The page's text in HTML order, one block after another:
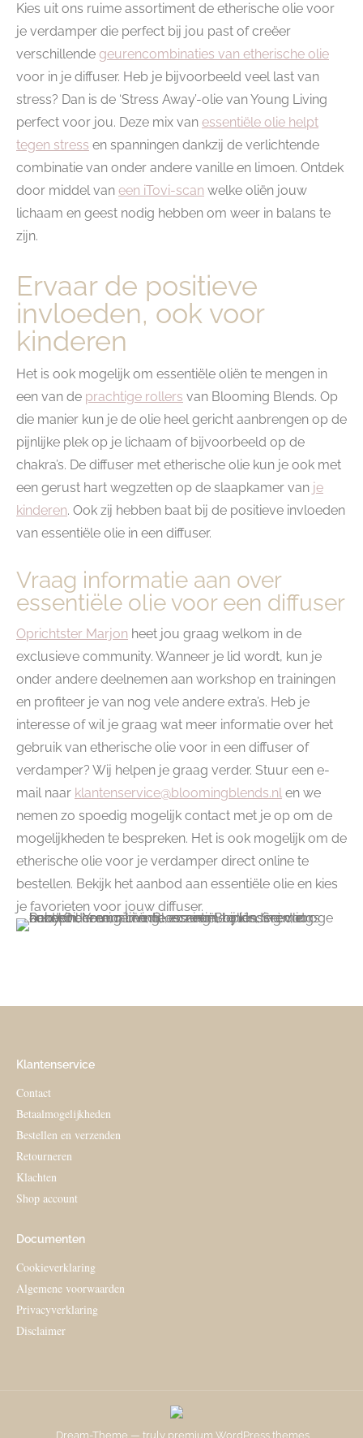
Kies uit ons ruime assortiment de etherische olie voor
je verdamper die perfect bij jou past of creëer
verschillende geurencombinaties van etherische olie
voor in je diffuser. Heb je bijvoorbeeld veel last van
stress? Dan is de ‘Stress Away’-olie van Young Living
perfect voor jou. Deze mix van essentiële olie helpt
tegen stress en spanningen dankzij de verlichtende
combinatie van onder andere vanille en limoen. Ontdek
door middel van een iTovi-scan welke oliën jouw
lichaam en geest nodig hebben om weer in balans te
zijn.
Ervaar de positieve
invloeden, ook voor
kinderen
Het is ook mogelijk om essentiële oliën te mengen in
een van de prachtige rollers van Blooming Blends. Op
die manier kun je de olie heel gericht aanbrengen op de
pijnlijke plek op je lichaam of bijvoorbeeld op de
chakra’s. De diffuser met etherische olie kun je ook met
een gerust hart wegzetten op de slaapkamer van je
kinderen. Ook zij hebben baat bij de positieve invloeden
van essentiële olie in een diffuser.
Vraag informatie aan over
essentiële olie voor een diffuser
Oprichtster Marjon heet jou graag welkom in de
exclusieve community. Wanneer je lid wordt, kun je
onder andere deelnemen aan workshop en trainingen
en profiteer je van nog vele andere extra’s. Heb je
interesse of wil je graag wat meer informatie over het
gebruik van etherische olie voor in een diffuser of
verdamper? Wij helpen je graag verder. Stuur een e-
mail naar klantenservice@bloomingblends.nl en we
nemen zo spoedig mogelijk contact met je op om de
mogelijkheden te bespreken. Het is ook mogelijk om de
etherische olie voor je verdamper direct online te
bestellen. Bekijk het aanbod aan essentiële olie en kies
je favorieten voor jouw diffuser.
Klantenservice
Contact
Betaalmogelijkheden
Bestellen en verzenden
Retourneren
Klachten
Shop account
Documenten
Cookieverklaring
Algemene voorwaarden
Privacyverklaring
Disclaimer
Dream-Theme — truly premium WordPress themes